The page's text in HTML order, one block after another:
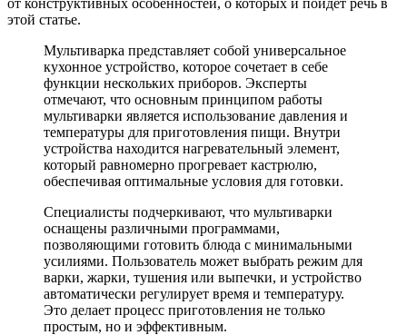
от конструктивных особенностей, о которых и пойдет речь в
этой статье.
Мультиварка представляет собой универсальное
кухонное устройство, которое сочетает в себе
функции нескольких приборов. Эксперты
отмечают, что основным принципом работы
мультиварки является использование давления и
температуры для приготовления пищи. Внутри
устройства находится нагревательный элемент,
который равномерно прогревает кастрюлю,
обеспечивая оптимальные условия для готовки.
Специалисты подчеркивают, что мультиварки
оснащены различными программами,
позволяющими готовить блюда с минимальными
усилиями. Пользователь может выбрать режим для
варки, жарки, тушения или выпечки, и устройство
автоматически регулирует время и температуру.
Это делает процесс приготовления не только
простым, но и эффективным.